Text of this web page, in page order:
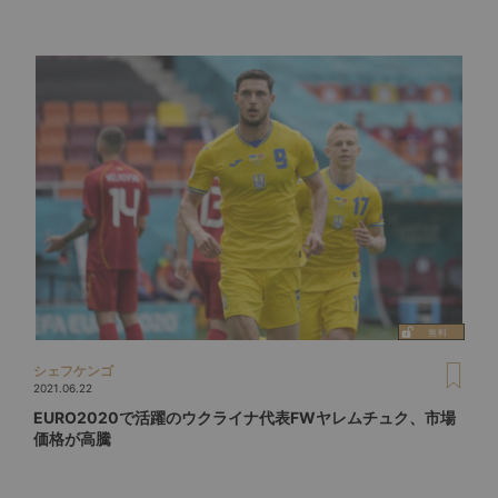
シェフケンゴ
2021.06.22
EURO2020で活躍のウクライナ代表FWヤレムチュク、市場
価格が高騰